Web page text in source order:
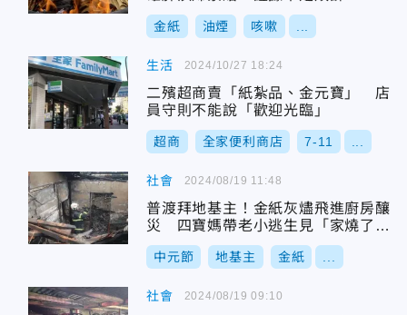
金紙 油煙 咳嗽
生活
二殯超商賣「紙紮品、金元寶」 店
員守則不能說「歡迎光臨」
超商 全家便利商店 7-11
2024/10/27 18:24
社會
普渡拜地基主！金紙灰燼飛進廚房釀
災 四寶媽帶老小逃生見「家燒了
了」崩潰
中元節 地基主 金紙
2024/08/19 11:48
社會 2024/08/19 09:10